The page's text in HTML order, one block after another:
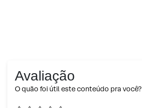
Avaliação
O quão foi útil este conteúdo pra você?